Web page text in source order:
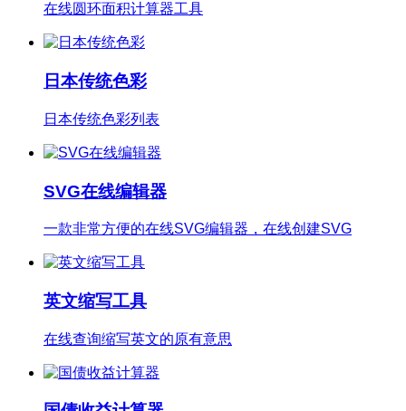
在线圆环面积计算器工具
日本传统色彩
日本传统色彩列表
SVG在线编辑器
一款非常方便的在线SVG编辑器，在线创建SVG
英文缩写工具
在线查询缩写英文的原有意思